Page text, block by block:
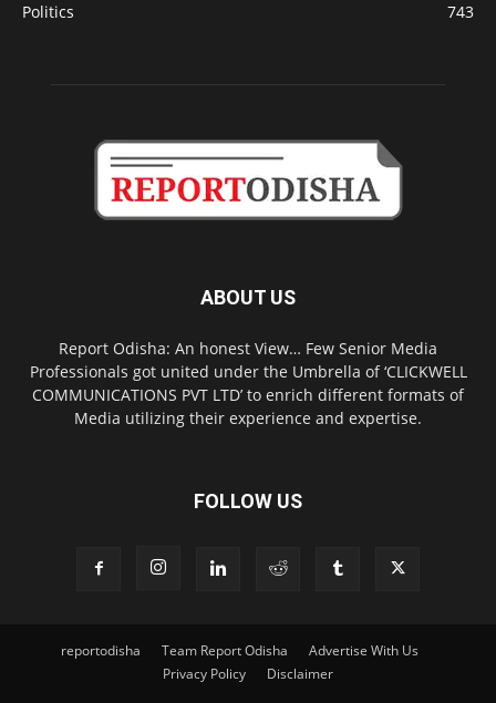
Politics
743
ABOUT US
Report Odisha: An honest View… Few Senior Media
Professionals got united under the Umbrella of ‘CLICKWELL
COMMUNICATIONS PVT LTD’ to enrich different formats of
Media utilizing their experience and expertise.
FOLLOW US
reportodisha Team Report Odisha
Advertise With Us
Privacy Policy
Disclaimer